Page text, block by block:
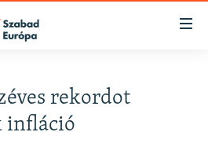
rekordot
infláció